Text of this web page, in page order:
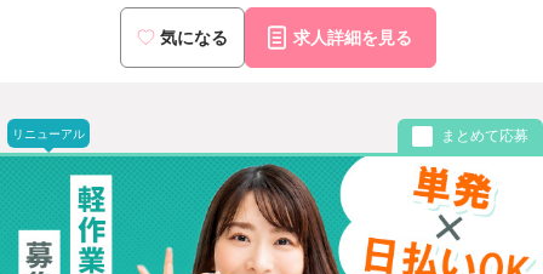
気になる 求人詳細を見る
リニューアル まとめて応募